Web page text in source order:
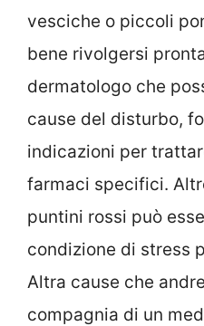
vesciche o piccoli
bene rivolgersi
dermatologo che
cause del disturbo,
indicazioni per
farmaci specifici.
puntini rossi può
condizione di stress
Altra cause che
compagnia di un